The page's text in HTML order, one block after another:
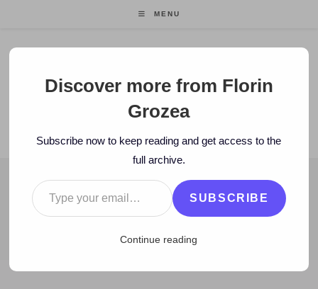
MENU
Florin Grozea
ENTREPRENEUR. FOUNDER/CEO MOCAPP.
BLOG
2010 > February > 23 > Zi de zi > Selfish kind of love
Discover more from Florin
Grozea
Subscribe now to keep reading and get access to the
full archive.
Type your email…
SUBSCRIBE
Continue reading